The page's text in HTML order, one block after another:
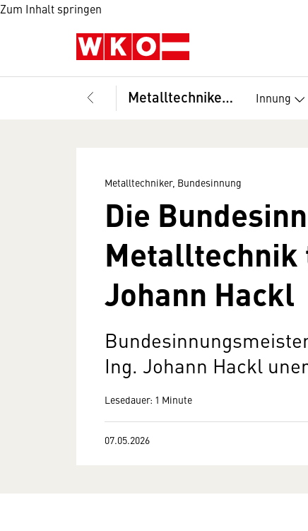
Zum Inhalt springen
Metalltechniker, Bundesinnung Innung
Metalltechniker, Bundesinnung
Die
Johann Hackl
Ing. Johann Hackl
Lesedauer: 1 Minute
07.05.2026